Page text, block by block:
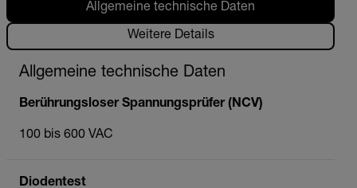
Allgemeine technische Daten
Weitere Details
Allgemeine technische Daten
Berührungsloser Spannungsprüfer (NCV)
100 bis 600 VAC
Diodentest